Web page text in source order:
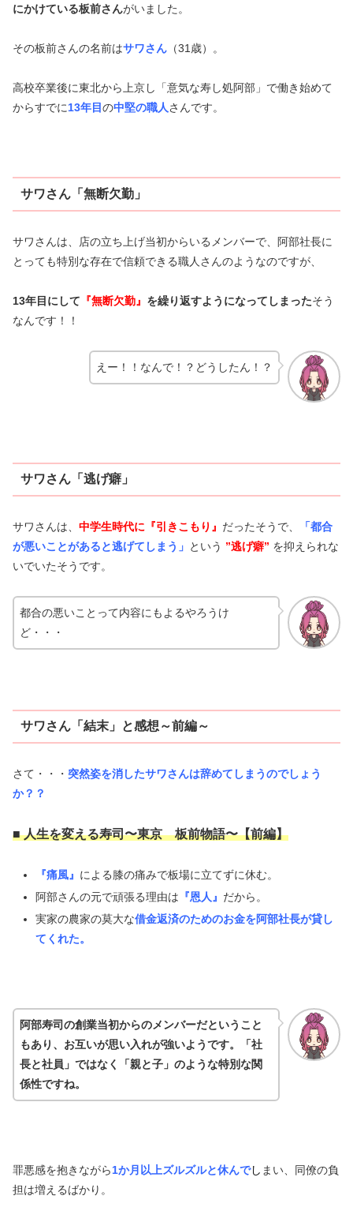
にかけている板前さんがいました。
その板前さんの名前はサワさん （31歳）。
高校卒業後に東北から上京し「意気な寿し処阿部」で働き始めて
からすでに13年目の中堅の職人さんです。
サワさん「無断欠勤」
サワさんは、店の立ち上げ当初からいるメンバーで、阿部社長に
とっても特別な存在で信頼できる職人さんのようなのですが、
13年目にして 『無断欠勤』 を繰り返すようになってしまったそう
なんです！！
えー！！なんで！？どうしたん！？
サワさん「逃げ癖」
サワさんは、 中学生時代に『引きこもり』 だったそうで、
「都合
が悪いことがあると逃げてしまう」 という ”逃げ癖” を抑えられな
いでいたそうです。
都合の悪いことって内容にもよるやろうけ
ど・・・
サワさん「結末」と感想～前編～
さて・・・ 突然姿を消したサワさんは辞めてしまうのでしょう
か？？
■ 人生を変える寿司〜東京 板前物語〜【前編】
『痛風』 による膝の痛みで板場に立てずに休む。
阿部さんの元で頑張る理由は 『恩人』 だから。
実家の農家の莫大な借金返済のためのお金を阿部社長が貸し
てくれた。
阿部寿司の創業当初からのメンバーだということ
もあり、お互いが思い入れが強いようです。「社
長と社員」ではなく「親と子」のような特別な関
係性ですね。
罪悪感を抱きながら1か月以上ズルズルと休んでし まい、同僚の負
担は増えるばかり。